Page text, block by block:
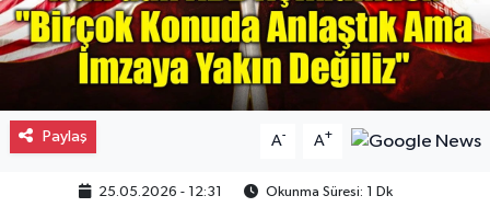
Paylaş A- A+
25.05.2026 - 12:31 Okunma Süresi: 1 Dk
Eğitim